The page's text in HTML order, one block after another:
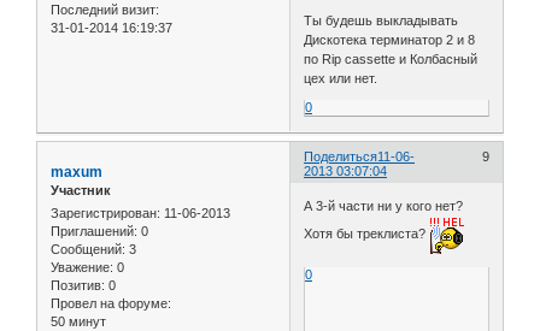
Последний визит:
31-01-2014 16:19:37
Ты будешь выкладывать
Дискотека терминатор 2 и 8
по Rip cassette и Колбасный
цех или нет.
0
Поделиться 9
11-06-
2013 03:07:04
maxum
Участник
Зарегистрирован: 11-06-2013
Приглашений: 0
Сообщений: 3
Уважение: 0
Позитив: 0
Провел на форуме:
50 минут
А 3-й части ни у кого нет?
Хотя бы треклиста?
0